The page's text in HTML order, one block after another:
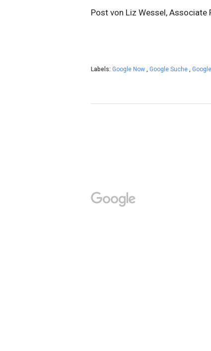
Post von Liz Wessel,
Labels: Google Now , Google Suche ,